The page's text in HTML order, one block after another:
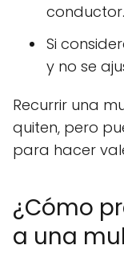
conductor.
Si
y no se
Recurrir una
quiten, pero
para hacer
¿Cómo
a una